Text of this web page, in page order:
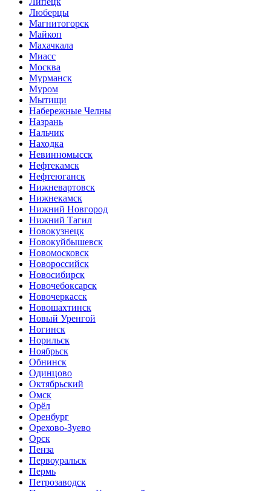
Люберцы
Магнитогорск
Майкоп
Махачкала
Миасс
Москва
Мурманск
Муром
Мытищи
Набережные Челны
Назрань
Нальчик
Находка
Невинномысск
Нефтекамск
Нефтеюганск
Нижневартовск
Нижнекамск
Нижний Новгород
Нижний Тагил
Новокузнецк
Новокуйбышевск
Новомосковск
Новороссийск
Новосибирск
Новочебоксарск
Новочеркасск
Новошахтинск
Новый Уренгой
Ногинск
Норильск
Ноябрьск
Обнинск
Одинцово
Октябрьский
Омск
Орёл
Оренбург
Орехово-Зуево
Орск
Пенза
Первоуральск
Пермь
Петрозаводск